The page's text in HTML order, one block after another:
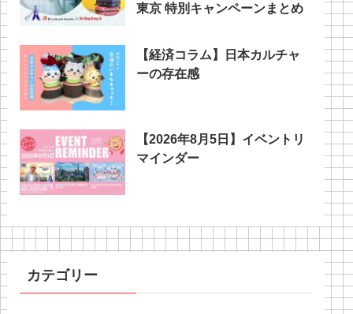
東京 特別キャンペーンまとめ
【経済コラム】日本カルチャ
ーの存在感
【2026年8月5日】イベントリ
マインダー
カテゴリー